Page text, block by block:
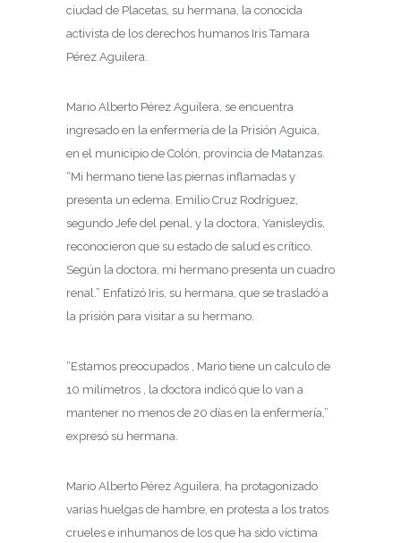
ciudad de Placetas, su hermana, la conocida
activista de los derechos humanos Iris Tamara
Pérez Aguilera.
Mario Alberto Pérez Aguilera, se encuentra
ingresado en la enfermería de la Prisión Aguica,
en el municipio de Colón, provincia de Matanzas.
“Mi hermano tiene las piernas inflamadas y
presenta un edema. Emilio Cruz Rodríguez,
segundo Jefe del penal, y la doctora, Yanisleydis,
reconocieron que su estado de salud es crítico.
Según la doctora, mi hermano presenta un cuadro
renal.” Enfatizó Iris, su hermana, que se trasladó a
la prisión para visitar a su hermano.
“Estamos preocupados , Mario tiene un calculo de
10 milímetros , la doctora indicó que lo van a
mantener no menos de 20 días en la enfermería,”
expresó su hermana.
Mario Alberto Pérez Aguilera, ha protagonizado
varias huelgas de hambre, en protesta a los tratos
crueles e inhumanos de los que ha sido víctima